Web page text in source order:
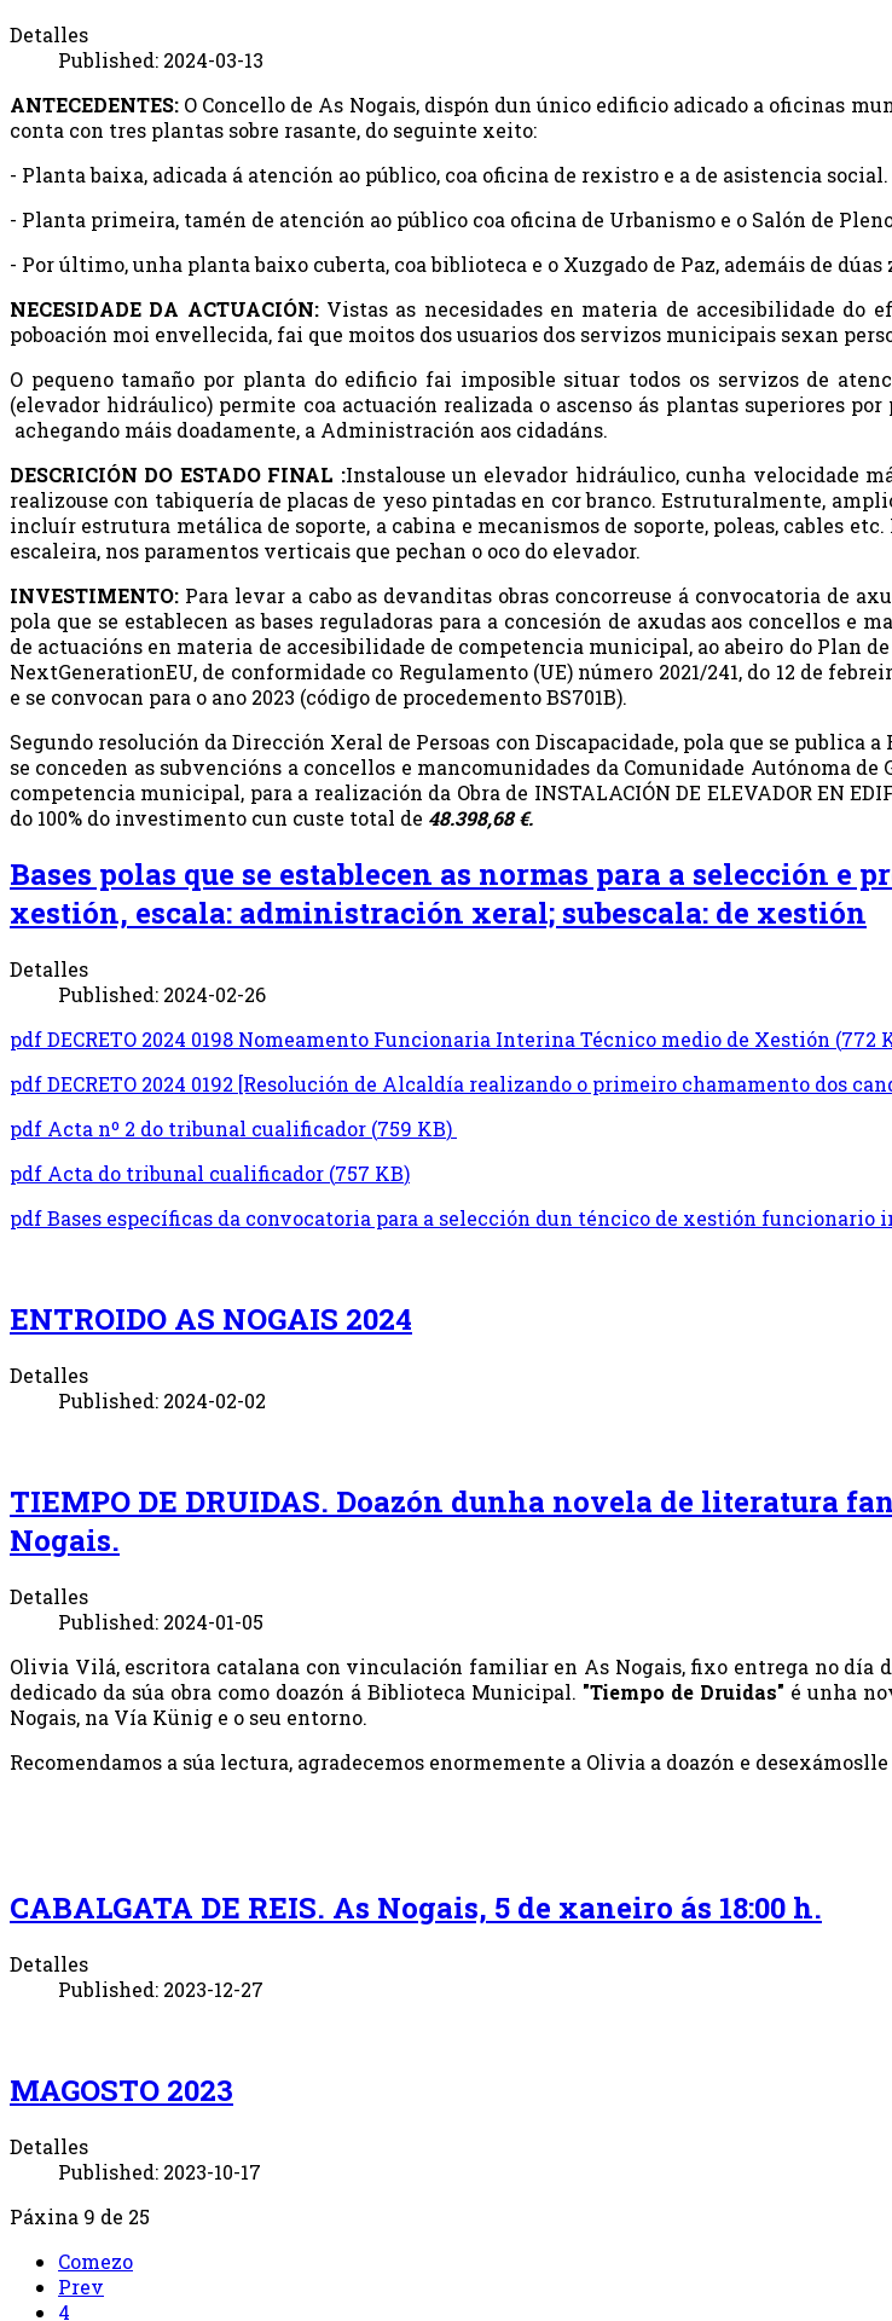
Detalles
Published: 2024-03-13
ANTECEDENTES: O Concello de As Nogais, dispón dun único edificio adicado a oficinas
conta con tres plantas sobre rasante, do seguinte xeito:
- Planta baixa, adicada á atención ao público, coa oficina de rexistro e a de asistencia social.
- Planta primeira, tamén de atención ao público coa oficina de Urbanismo e o Salón de
- Por último, unha planta baixo cuberta, coa biblioteca e o Xuzgado de Paz, ademáis de
NECESIDADE DA ACTUACIÓN: Vistas as necesidades en materia de accesibilidade do
poboación moi envellecida, fai que moitos dos usuarios dos servizos municipais sexan
O pequeno tamaño por planta do edificio fai imposible situar todos os servizos de
(elevador hidráulico) permite coa actuación realizada o ascenso ás plantas superiores
achegando máis doadamente, a Administración aos cidadáns.
DESCRICIÓN DO ESTADO FINAL :Instalouse un elevador hidráulico, cunha velocidade
realizouse con tabiquería de placas de yeso pintadas en cor branco. Estruturalmente,
incluír estrutura metálica de soporte, a cabina e mecanismos de soporte, poleas, cables
escaleira, nos paramentos verticais que pechan o oco do elevador.
INVESTIMENTO: Para levar a cabo as devanditas obras concorreuse á convocatoria de
pola que se establecen as bases reguladoras para a concesión de axudas aos concellos
de actuacións en materia de accesibilidade de competencia municipal, ao abeiro do Plan
NextGenerationEU, de conformidade co Regulamento (UE) número 2021/241, do 12 de
e se convocan para o ano 2023 (código de procedemento BS701B).
Segundo resolución da Dirección Xeral de Persoas con Discapacidade, pola que se publica
se conceden as subvencións a concellos e mancomunidades da Comunidade Autónoma
competencia municipal, para a realización da Obra de INSTALACIÓN DE ELEVADOR EN
do 100% do investimento cun custe total de 48.398,68 €.
Bases polas que se establecen as normas para a selección
xestión, escala: administración xeral; subescala: de xestión
Detalles
Published: 2024-02-26
pdfDECRETO 2024 0198 Nomeamento Funcionaria Interina Técnico medio de Xestión (772
pdfDECRETO 2024 0192 [Resolución de Alcaldía realizando o primeiro chamamento dos
pdf Acta nº 2 do tribunal cualificador (759 KB)
pdf Acta do tribunal cualificador (757 KB)
pdfBases específicas da convocatoria para a selección dun téncico de xestión funcionario
ENTROIDO AS NOGAIS 2024
Detalles
Published: 2024-02-02
TIEMPO DE DRUIDAS. Doazón dunha novela de literatura
Nogais.
Detalles
Published: 2024-01-05
Olivia Vilá, escritora catalana con vinculación familiar en As Nogais, fixo entrega no día
dedicado da súa obra como doazón á Biblioteca Municipal. "Tiempo de Druidas" é unha
Nogais, na Vía Künig e o seu entorno.
Recomendamos a súa lectura, agradecemos enormemente a Olivia a doazón e
CABALGATA DE REIS. As Nogais, 5 de xaneiro ás 18:00 h.
Detalles
Published: 2023-12-27
MAGOSTO 2023
Detalles
Published: 2023-10-17
Páxina 9 de 25
Comezo
Prev
4